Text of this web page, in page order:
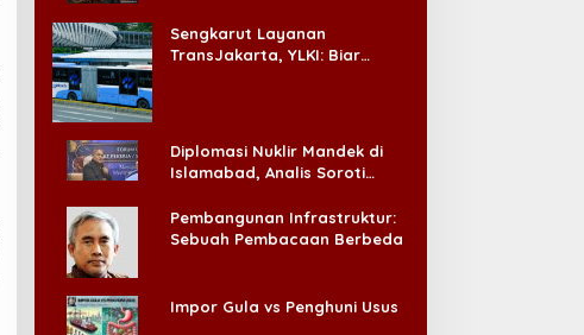
Ada ‘Badai Pemeriksaan’
Sengkarut Layanan
TransJakarta, YLKI: Biar
Diplomasi Nuklir Mandek di
Islamabad, Analis Soroti
Pembangunan Infrastruktur:
Sebuah Pembacaan Berbeda
Impor Gula vs Penghuni Usus